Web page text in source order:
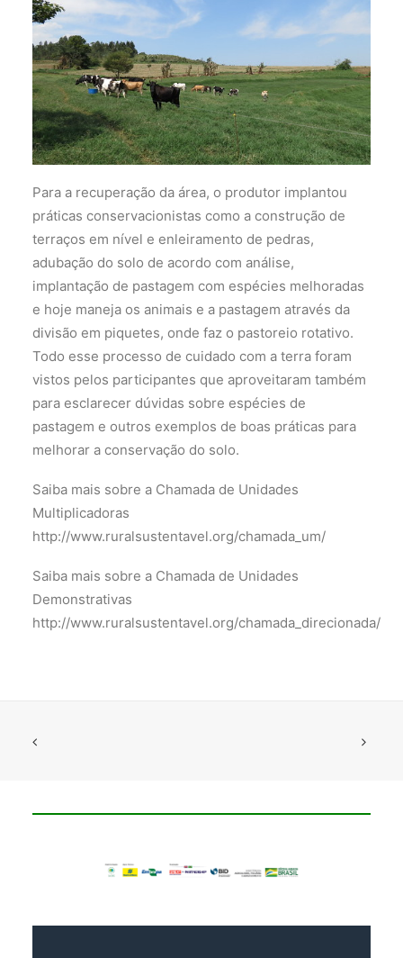
Para a recuperação da área, o produtor implantou
práticas conservacionistas como a construção de
terraços em nível e enleiramento de pedras,
adubação do solo de acordo com análise,
implantação de pastagem com espécies melhoradas
e hoje maneja os animais e a pastagem através da
divisão em piquetes, onde faz o pastoreio rotativo.
Todo esse processo de cuidado com a terra foram
vistos pelos participantes que aproveitaram também
para esclarecer dúvidas sobre espécies de
pastagem e outros exemplos de boas práticas para
melhorar a conservação do solo.
Saiba mais sobre a Chamada de Unidades
Multiplicadoras
http://www.ruralsustentavel.org/chamada_um/
Saiba mais sobre a Chamada de Unidades
Demonstrativas
http://www.ruralsustentavel.org/chamada_direcionada/